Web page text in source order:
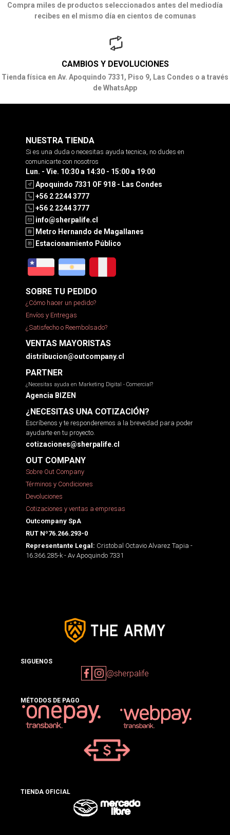
Compra miles de productos seleccionados antes del mediodía
recibes en el mismo día en cientos de comunas
CAMBIOS Y DEVOLUCIONES
Tienda física en Av. Apoquindo 7331, Piso 9, Las Condes o a través
de WhatsApp
NUESTRA TIENDA
Si es una duda o necesitas ayuda tecnica, no dudes en
comunicarte con nosotros
Lun. - Vie. 10:30 a 14:30 - 15:00 a 19:00
Apoquindo 7331 OF 918 - Las Condes
+56 2 2244 3777
+56 2 2244 3777
info@sherpalife.cl
Metro Hernando de Magallanes
Estacionamiento Público
SOBRE TU PEDIDO
¿Cómo hacer un pedido?
Envíos y Entregas
¿Satisfecho o Reembolsado?
VENTAS MAYORISTAS
distribucion@outcompany.cl
PARTNER
¿Necesitas ayuda en Marketing Digital - Comercial?
Agencia BIZEN
¿NECESITAS UNA COTIZACIÓN?
Escríbenos y te responderemos a la brevedad para poder
ayudarte en tu proyecto.
cotizaciones@sherpalife.cl
OUT COMPANY
Sobre Out Company
Términos y Condiciones
Devoluciones
Cotizaciones y ventas a empresas
Outcompany SpA
RUT Nº76.266.293-0
Representante Legal: Cristobal Octavio Alvarez Tapia -
16.366.285-k - Av Apoquindo 7331
SIGUENOS
@sherpalife
MÉTODOS DE PAGO
TIENDA OFICIAL